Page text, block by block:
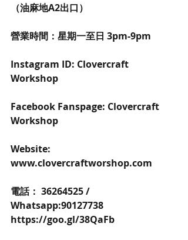
（油麻地A2出口）
營業時間：星期一至日 3pm-9pm
Instagram ID: Clovercraft
Workshop
Facebook Fanspage: Clovercraft
Workshop
Website:
www.clovercraftworshop.com
電話： 36264525 /
Whatsapp:90127738
https://goo.gl/38QaFb